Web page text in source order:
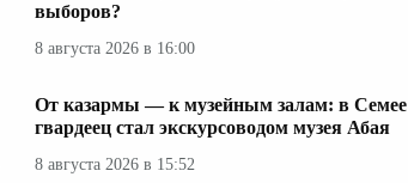
выборов?
8 августа 2026 в 16:00
От казармы — к музейным залам: в Семее
гвардеец стал экскурсоводом музея Абая
8 августа 2026 в 15:52